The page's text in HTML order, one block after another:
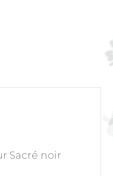
Sacré noir